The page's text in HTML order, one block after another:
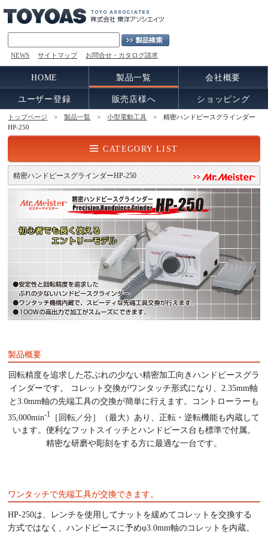
NEWS サイトマップ お問合せ・カタログ請求
HOME 製品一覧 会社概要
ユーザー登録 販売店様へ ショッピング
トップページ >製品一覧 >小型電動工具 > 精密ハンドピースグラインダー
HP-250
CATEGORY LIST
精密ハンドピースグラインダーHP-250
製品概要
回転精度を追求した芯ぶれの少ない精密加工向きハンドピースグラ
インダーです。 コレット交換がワンタッチ形式になり、2.35mm軸
と3.0mm軸の先端工具の交換が簡単に行えます。コントローラーも
35,000min-1
［回転／分］（最大）あり、正転・逆転機能も内蔵して
います。便利なフットスイッチとハンドピース台も標準で付属。
精密な研磨や彫刻をする方に最適な一台です。
ワンタッチで先端工具が交換できます。
HP-250は、レンチを使用してナットを緩めてコレットを交換する
方式ではなく、ハンドピースに予めφ3.0mm軸のコレットを内蔵。